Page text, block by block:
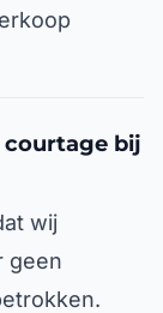
courtage bij
wij
geen